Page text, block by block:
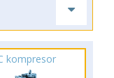
kompresor